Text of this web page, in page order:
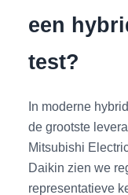
een
test?
In moderne
de grootste
Mitsubishi
Daikin zien we
representatieve